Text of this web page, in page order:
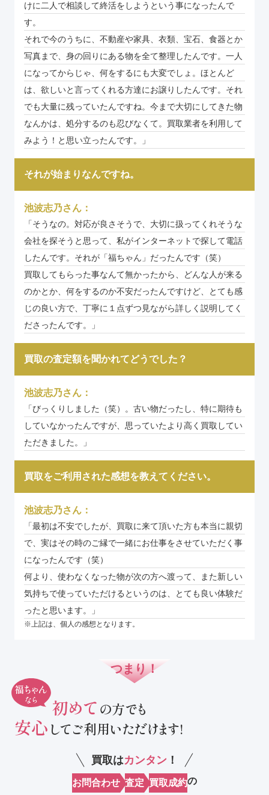
けに二人で相談して終活をしようという事になったんで
す。
それで今のうちに、不動産や家具、衣類、宝石、食器とか
写真まで、身の回りにある物を全て整理したんです。一人
になってからじゃ、何をするにも大変でしょ。ほとんど
は、欲しいと言ってくれる方達にお譲りしたんです。それ
でも大量に残っていたんですね。今まで大切にしてきた物
なんかは、処分するのも忍びなくて。買取業者を利用して
みよう！と思い立ったんです。」
それが始まりなんですね。
池波志乃さん：
「そうなの。対応が良さそうで、大切に扱ってくれそうな
会社を探そうと思って、私がインターネットで探して電話
したんです。それが「福ちゃん」だったんです（笑）
買取してもらった事なんて無かったから、どんな人が来る
のかとか、何をするのか不安だったんですけど、とても感
じの良い方で、丁寧に１点ずつ見ながら詳しく説明してく
ださったんです。」
買取の査定額を聞かれてどうでした？
池波志乃さん：
「びっくりしました（笑）。古い物だったし、特に期待も
していなかったんですが、思っていたより高く買取してい
ただきました。」
買取をご利用された感想を教えてください。
池波志乃さん：
「最初は不安でしたが、買取に来て頂いた方も本当に親切
で、実はその時のご縁で一緒にお仕事をさせていただく事
になったんです（笑）
何より、使わなくなった物が次の方へ渡って、また新しい
気持ちで使っていただけるというのは、とても良い体験だ
ったと思います。」
上記は、個人の感想となります。
つまり！
福ちゃん
なら 初めての方でも
安心してご利用いただけます!
買取はカンタン ！
お問合わせ 査定 買取成約の